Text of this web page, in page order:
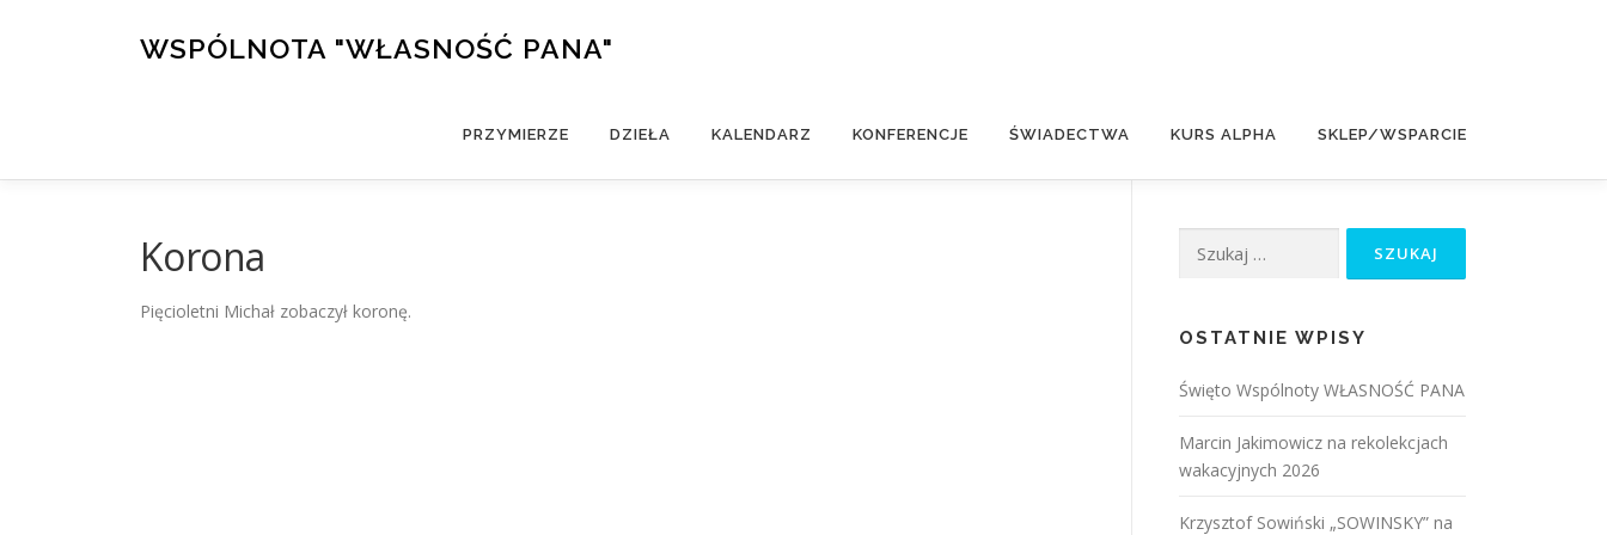
WSPÓLNOTA "WŁASNOŚĆ PANA"
PRZYMIERZE DZIEŁA KALENDARZ KONFERENCJE ŚWIADECTWA KURS ALPHA SKLEP/WSPARCIE
Korona
Pięcioletni Michał zobaczył koronę.
OSTATNIE WPISY
Święto Wspólnoty WŁASNOŚĆ PANA
Marcin Jakimowicz na rekolekcjach
wakacyjnych 2026
Krzysztof Sowiński „SOWINSKY” na